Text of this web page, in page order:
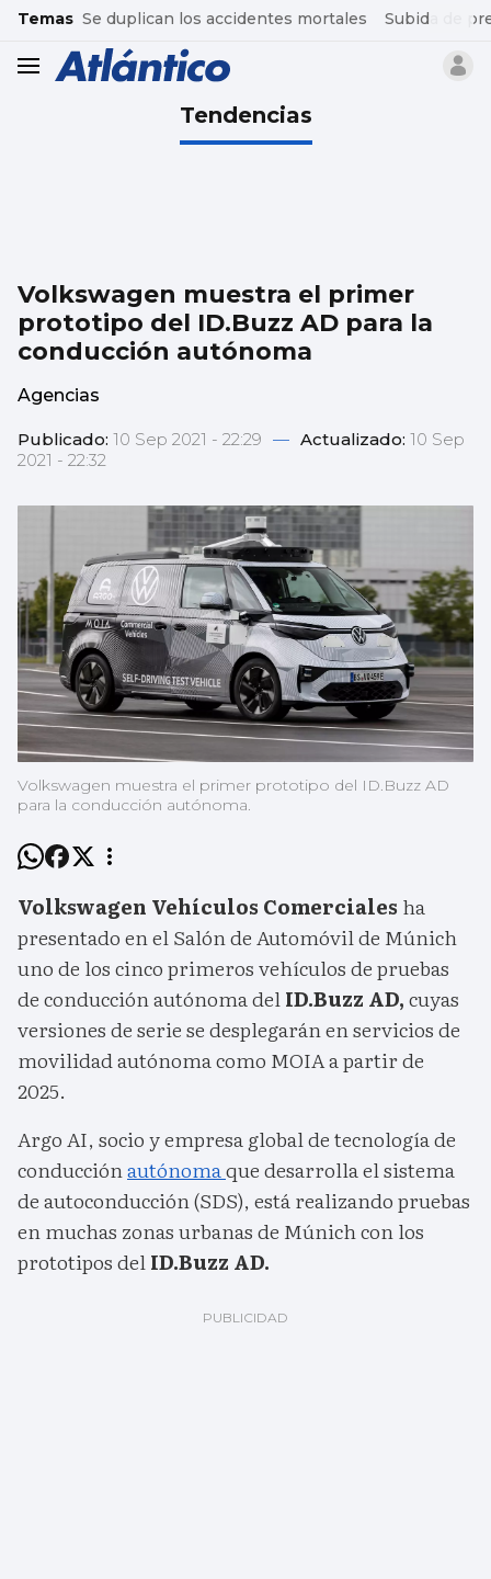
common.go-to-content
Temas Se duplican los accidentes mortales Subida de
header.menu.open
Tendencias
Volkswagen muestra el primer
prototipo del ID.Buzz AD para la
conducción autónoma
Agencias
Publicado: 10 Sep 2021 - 22:29 — Actualizado: 10 Sep
2021 - 22:32
Volkswagen muestra el primer prototipo del ID.Buzz AD
para la conducción autónoma.
Volkswagen Vehículos Comerciales ha
presentado en el Salón de Automóvil de Múnich
uno de los cinco primeros vehículos de pruebas
de conducción autónoma delID.Buzz AD,cuyas
versiones de serie se desplegarán en servicios de
movilidad autónoma como MOIA a partir de
2025.
Argo AI, socio y empresa global de tecnología de
conducciónautónomaque desarrolla el sistema
de autoconducción (SDS), está realizando pruebas
en muchas zonas urbanas de Múnich con los
prototipos delID.Buzz AD.